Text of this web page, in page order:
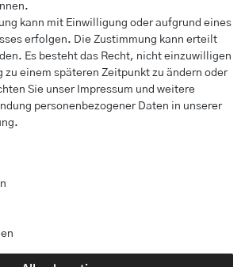
kann mit Einwilligung oder aufgrund eines
erfolgen. Die Zustimmung kann erteilt
Es besteht das Recht, nicht einzuwilligen
zu einem späteren Zeitpunkt zu ändern oder
Sie unser Impressum und weitere
personenbezogener Daten in unserer
.